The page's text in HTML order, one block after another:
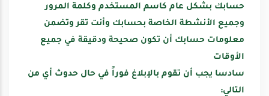
حسابك بشكل عام كاسم المستخدم وكلمة المرور
وجميع الأنشطة الخاصة بحسابك وأنت تقر وتضمن
معلومات حسابك أن تكون صحيحة ودقيقة في جميع
الأوقات
سادسا يجب أن تقوم بالإبلاغ فوراً في حال حدوث أي من
التالي: